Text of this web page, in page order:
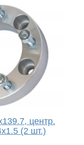
центр.
(2 шт.)